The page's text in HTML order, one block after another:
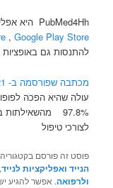
PubMed4Hh היא אפליקציה חופשית וניתנת להורדה מ-
, Google Play Store
להתנסות גם באופציות
מכתבה שפורסמה ב- 21 בנובמבר 2013
97.8%
לצורכי טיפול
פוסט זה פורסם
הנייד ואפליקציות לנייד
ולרפואה. אפשר להגיע